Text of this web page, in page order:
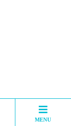
MENU